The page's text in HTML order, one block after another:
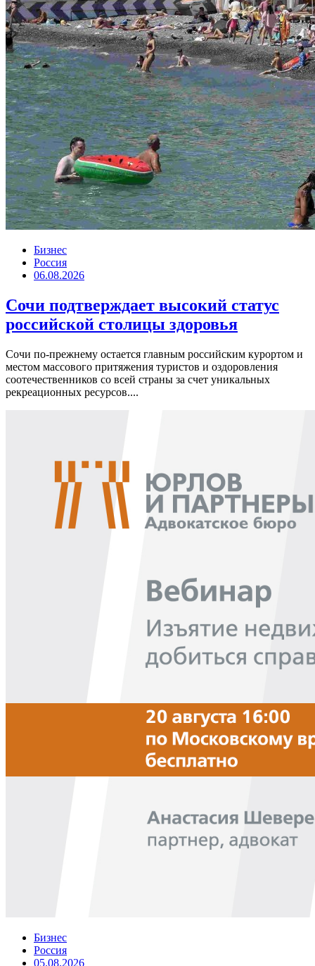
Бизнес
Россия
06.08.2026
Сочи подтверждает высокий статус
российской столицы здоровья
Сочи по-прежнему остается главным российским курортом и
местом массового притяжения туристов и оздоровления
соотечественников со всей страны за счет уникальных
рекреационных ресурсов....
Бизнес
Россия
05.08.2026